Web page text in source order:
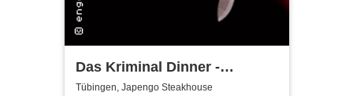
Das Kriminal Dinner -
Testament à la Carte
Tübingen, Japengo Steakhouse